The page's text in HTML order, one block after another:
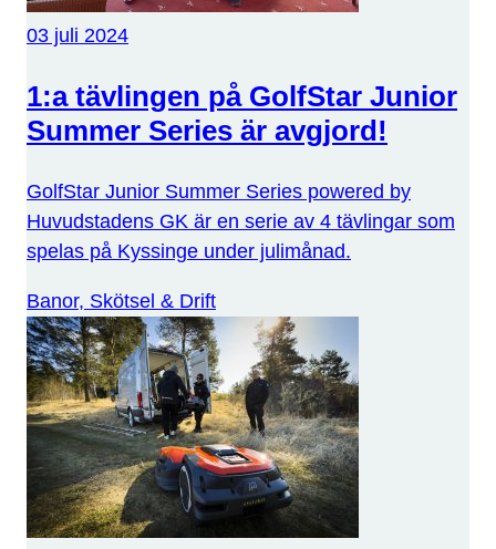
03 juli 2024
1:a tävlingen på GolfStar Junior
Summer Series är avgjord!
GolfStar Junior Summer Series powered by
Huvudstadens GK är en serie av 4 tävlingar som
spelas på Kyssinge under julimånad.
Banor, Skötsel & Drift